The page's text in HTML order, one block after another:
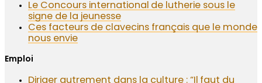
Le Concours international de lutherie sous le
signe de la jeunesse
Ces facteurs de clavecins français que le monde
nous envie
Emploi
Diriger autrement dans la culture : “Il faut du